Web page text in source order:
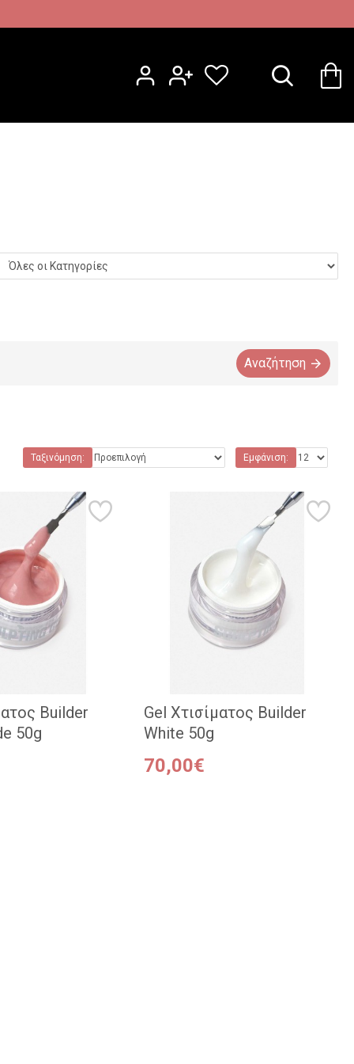
Αναζήτηση
Ταξινόμηση: Εμφάνιση:
Builder
50g
Gel Χτισίματος Builder
White 50g
70,00€